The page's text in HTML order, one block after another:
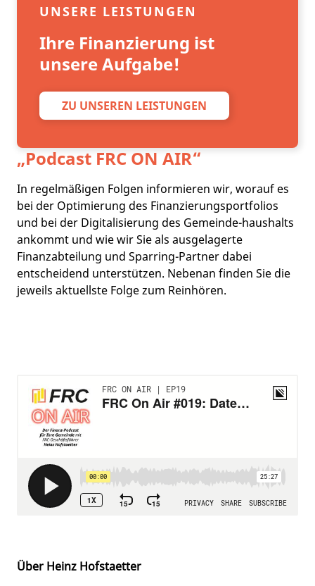
UNSERE LEISTUNGEN
Ihre Finanzierung ist
unsere Aufgabe!
ZU UNSEREN LEISTUNGEN
„Podcast FRC ON AIR“
In regelmäßigen Folgen informieren wir, worauf es
bei der Optimierung des Finanzierungsportfolios
und bei der Digitalisierung des Gemeinde-haushalts
ankommt und wie wir Sie als ausgelagerte
Finanzabteilung und Sparring-Partner dabei
entscheidend unterstützen. Nebenan finden Sie die
jeweils aktuellste Folge zum Reinhören.
Über Heinz Hofstaetter